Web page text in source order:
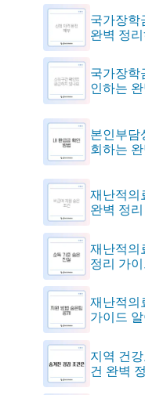
국가장학
완벽 정
국가장학
인하는
본인부담
회하는
재난적의
완벽 정
재난적의
정리 가
재난적의
가이드
지역 건
건 완벽